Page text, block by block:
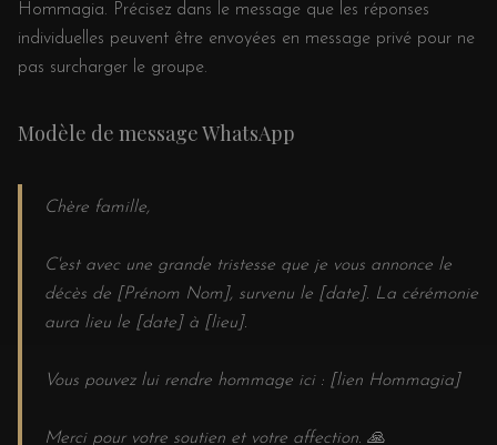
Hommagia. Précisez dans le message que les réponses
individuelles peuvent être envoyées en message privé pour ne
pas surcharger le groupe.
Modèle de message WhatsApp
Chère famille,
C'est avec une grande tristesse que je vous annonce le
décès de [Prénom Nom], survenu le [date]. La cérémonie
aura lieu le [date] à [lieu].
Vous pouvez lui rendre hommage ici : [lien Hommagia]
Merci pour votre soutien et votre affection. 🙏